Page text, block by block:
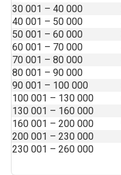
30 001 – 40 000
40 001 – 50 000
50 001 – 60 000
60 001 – 70 000
70 001 – 80 000
80 001 – 90 000
90 001 – 100 000
100 001 – 130 000
130 001 – 160 000
160 001 – 200 000
200 001 – 230 000
230 001 – 260 000